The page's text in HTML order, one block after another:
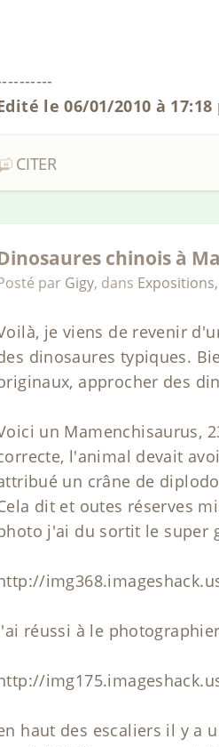
le 06/01/2010 à
CITER
chinois à
par Gigy, dans
je viens de revenir
dinosaures typiques.
approcher des
un Mamenchisaurus,
l'animal devait
un crâne de
dit et outes réserves
j'ai du sortit le super
réussi à le
haut des escaliers il y a